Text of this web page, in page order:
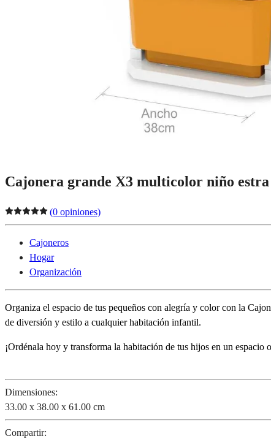
Cajonera grande X3 multicolor niño estra
(0 opiniones)
Cajoneros
Hogar
Organización
Organiza el espacio de tus pequeños con alegría y color con la
de diversión y estilo a cualquier habitación infantil.
¡Ordénala hoy y transforma la habitación de
Dimensiones:
33.00 x 38.00 x 61.00 cm
Compartir: